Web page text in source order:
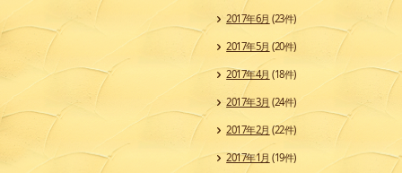
2017年6月 (23件)
2017年5月 (20件)
2017年4月 (18件)
2017年3月 (24件)
2017年2月(22件)
2017年1月 (19件)